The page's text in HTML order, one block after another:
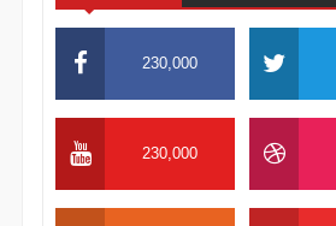
230,000
230,000